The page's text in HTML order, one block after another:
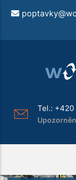
Tel.: +420